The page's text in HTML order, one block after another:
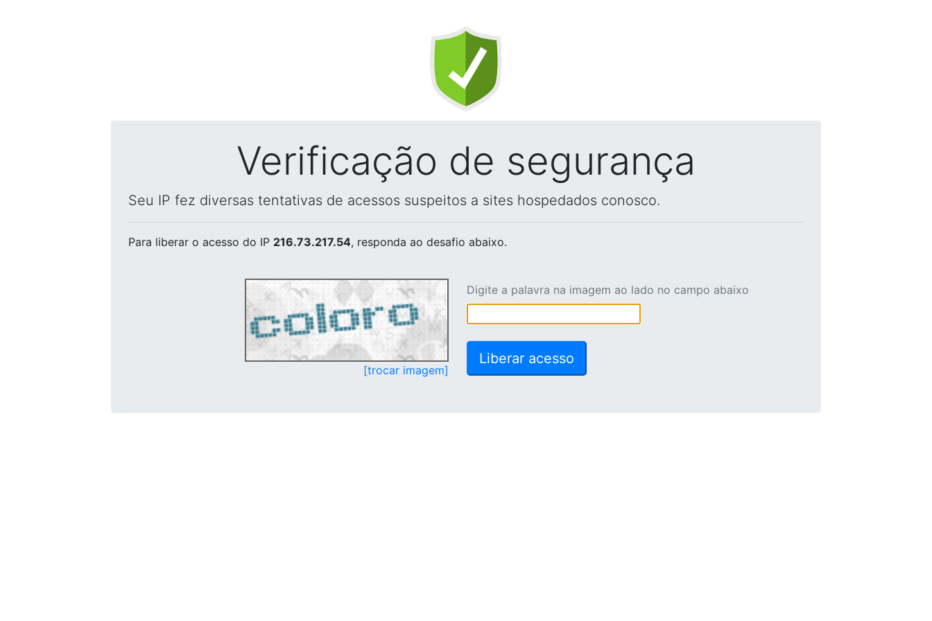
Verificação de segurança
Seu IP fez diversas tentativas de acessos suspeitos a sites hospedados conosco.
Para liberar o acesso do IP 216.73.217.54, responda ao desafio abaixo.
[trocar imagem]
Digite a palavra na imagem ao lado no campo abaixo